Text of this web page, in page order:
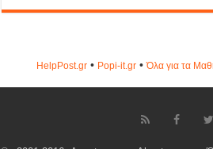
HelpPost.gr• Popi-it.gr•Όλα για τα